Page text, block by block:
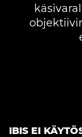
IBIS EI